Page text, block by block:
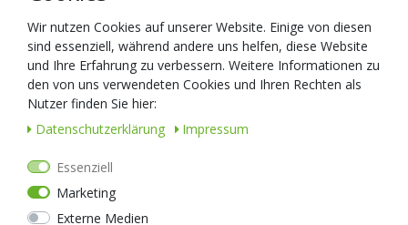
NEXTORCH P80 1.300 Lumen Einsatz LED Taschenlampe, USB-C
Wir nutzen Cookies auf unserer Website. Einige von diesen
sind essenziell, während andere uns helfen, diese Website
und Ihre Erfahrung zu verbessern. Weitere Informationen zu
den von uns verwendeten Cookies und Ihren Rechten als
Nutzer finden Sie hier:
Daten­schutz­erklärung
Impressum
Essenziell
Marketing
Externe Medien